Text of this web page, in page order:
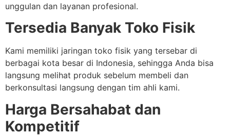
unggulan dan layanan profesional.
Tersedia Banyak Toko Fisik
Kami memiliki jaringan toko fisik yang tersebar di
berbagai kota besar di Indonesia, sehingga Anda bisa
langsung melihat produk sebelum membeli dan
berkonsultasi langsung dengan tim ahli kami.
Harga Bersahabat dan
Kompetitif